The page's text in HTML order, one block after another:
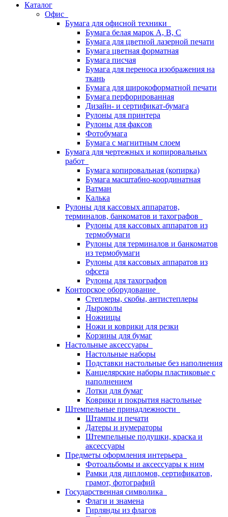
Каталог
Офис
Бумага для офисной техники
Бумага белая марок А, В, С
Бумага для цветной лазерной печати
Бумага цветная форматная
Бумага писчая
Бумага для переноса изображения на
ткань
Бумага для широкоформатной печати
Бумага перфорированная
Дизайн- и сертификат-бумага
Рулоны для принтера
Рулоны для факсов
Фотобумага
Бумага с магнитным слоем
Бумага для чертежных и копировальных
работ
Бумага копировальная (копирка)
Бумага масштабно-координатная
Ватман
Калька
Рулоны для кассовых аппаратов,
терминалов, банкоматов и тахографов
Рулоны для кассовых аппаратов из
термобумаги
Рулоны для терминалов и банкоматов
из термобумаги
Рулоны для кассовых аппаратов из
офсета
Рулоны для тахографов
Конторское оборудование
Степлеры, скобы, антистеплеры
Дыроколы
Ножницы
Ножи и коврики для резки
Корзины для бумаг
Настольные аксессуары
Настольные наборы
Подставки настольные без наполнения
Канцелярские наборы пластиковые с
наполнением
Лотки для бумаг
Коврики и покрытия настольные
Штемпельные принадлежности
Штампы и печати
Датеры и нумераторы
Штемпельные подушки, краска и
аксессуары
Предметы оформления интерьера
Фотоальбомы и аксессуары к ним
Рамки для дипломов, сертификатов,
грамот, фотографий
Государственная символика
Флаги и знамена
Гирлянды из флагов